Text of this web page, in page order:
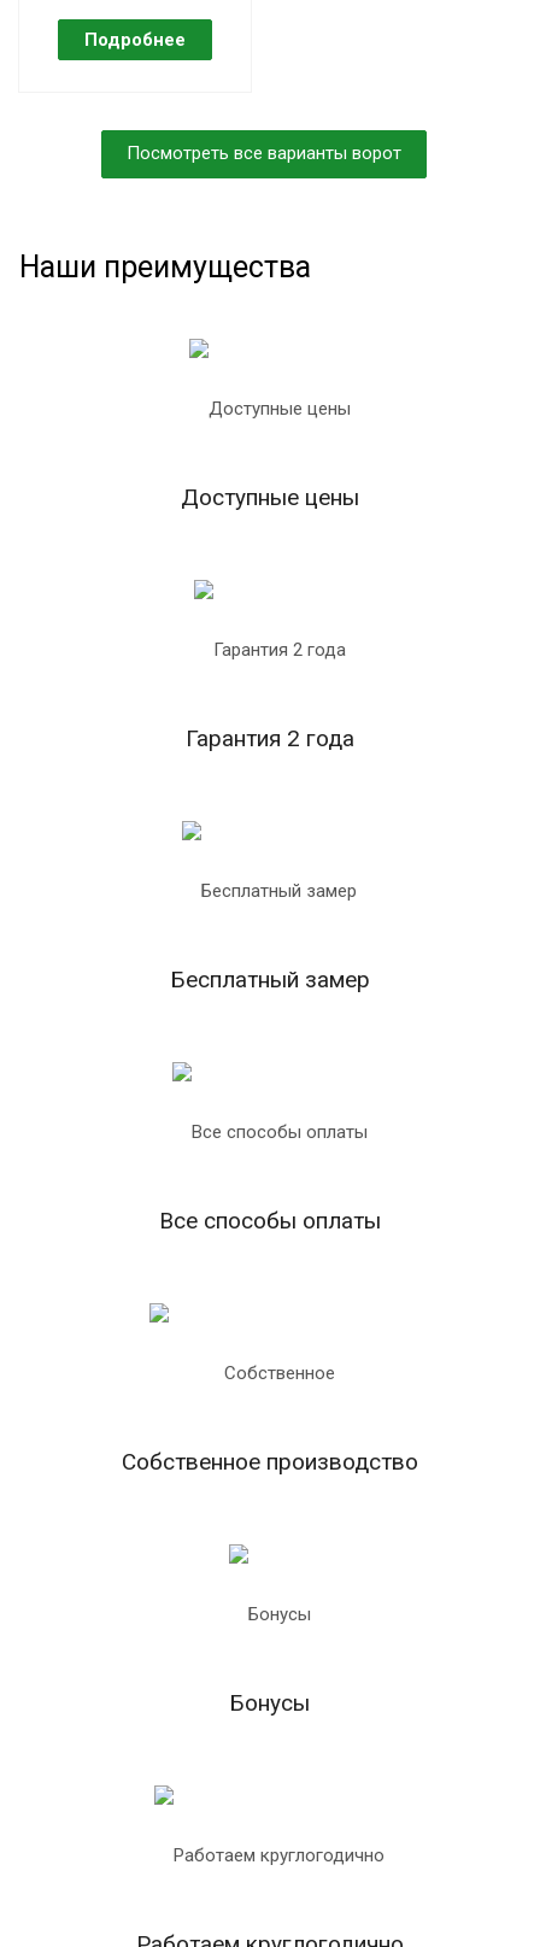
Посмотреть все варианты ворот
Наши преимущества
Доступные цены
Гарантия 2 года
Бесплатный замер
Все способы оплаты
Собственное производство
Бонусы